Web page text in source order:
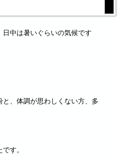
日中は暑いぐらいの気候です
、体調が思わしくない方、多
す。